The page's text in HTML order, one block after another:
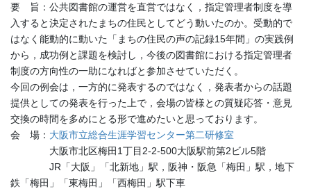
要 旨：公共図書館の運営を直営ではなく，指定管理者制度を導
入すると決定されたまちの住民としてどう動いたのか。受動的で
はなく能動的に動いた「まちの住民の声の記録15年間」の実践例
から，成功例と課題を検討し，今後の図書館における指定管理者
制度の方向性の一助になればと参加させていただく。
今回の例会は，一方的に発表するのではなく，発表者からの話題
提供としての発表を行った上で，会場の皆様との質疑応答・意見
交換の時間を多めにとる形で進めたいと思っております。
会 場： 大阪市立総合生涯学習センター第二研修室
大阪市北区梅田1丁目2-2-500大阪駅前第2ビル5階
JR「大阪」「北新地」駅，阪神・阪急「梅田」駅，地下
鉄「梅田」「東梅田」「西梅田」駅下車